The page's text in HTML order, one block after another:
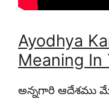
Ayodhya
Meaning In
అన్నగారి ఆదేశము